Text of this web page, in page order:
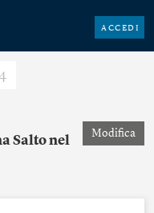
ACCEDI
Salto nel
Modifica